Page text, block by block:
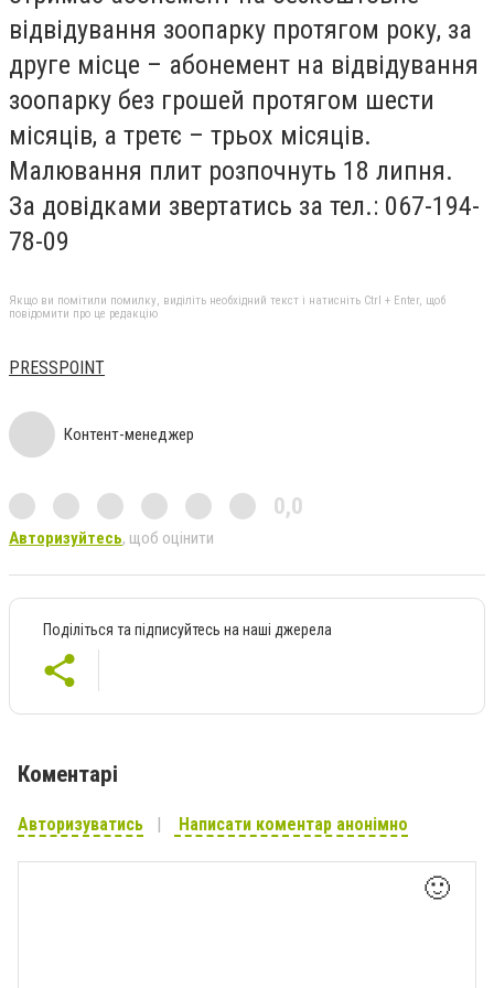
відвідування зоопарку протягом року, за
друге місце – абонемент на відвідування
зоопарку без грошей протягом шести
місяців, а третє – трьох місяців.
Малювання плит розпочнуть 18 липня.
За довідками звертатись за тел.: 067-194-
78-09
Якщо ви помітили помилку, виділіть необхідний текст і натисніть Ctrl + Enter, щоб
повідомити про це редакцію
PRESSPOINT
Контент-менеджер
0,0
Авторизуйтесь, щоб оцінити
Поділіться та підписуйтесь на наші джерела
Коментарі
Авторизуватись Написати коментар анонімно
🙂